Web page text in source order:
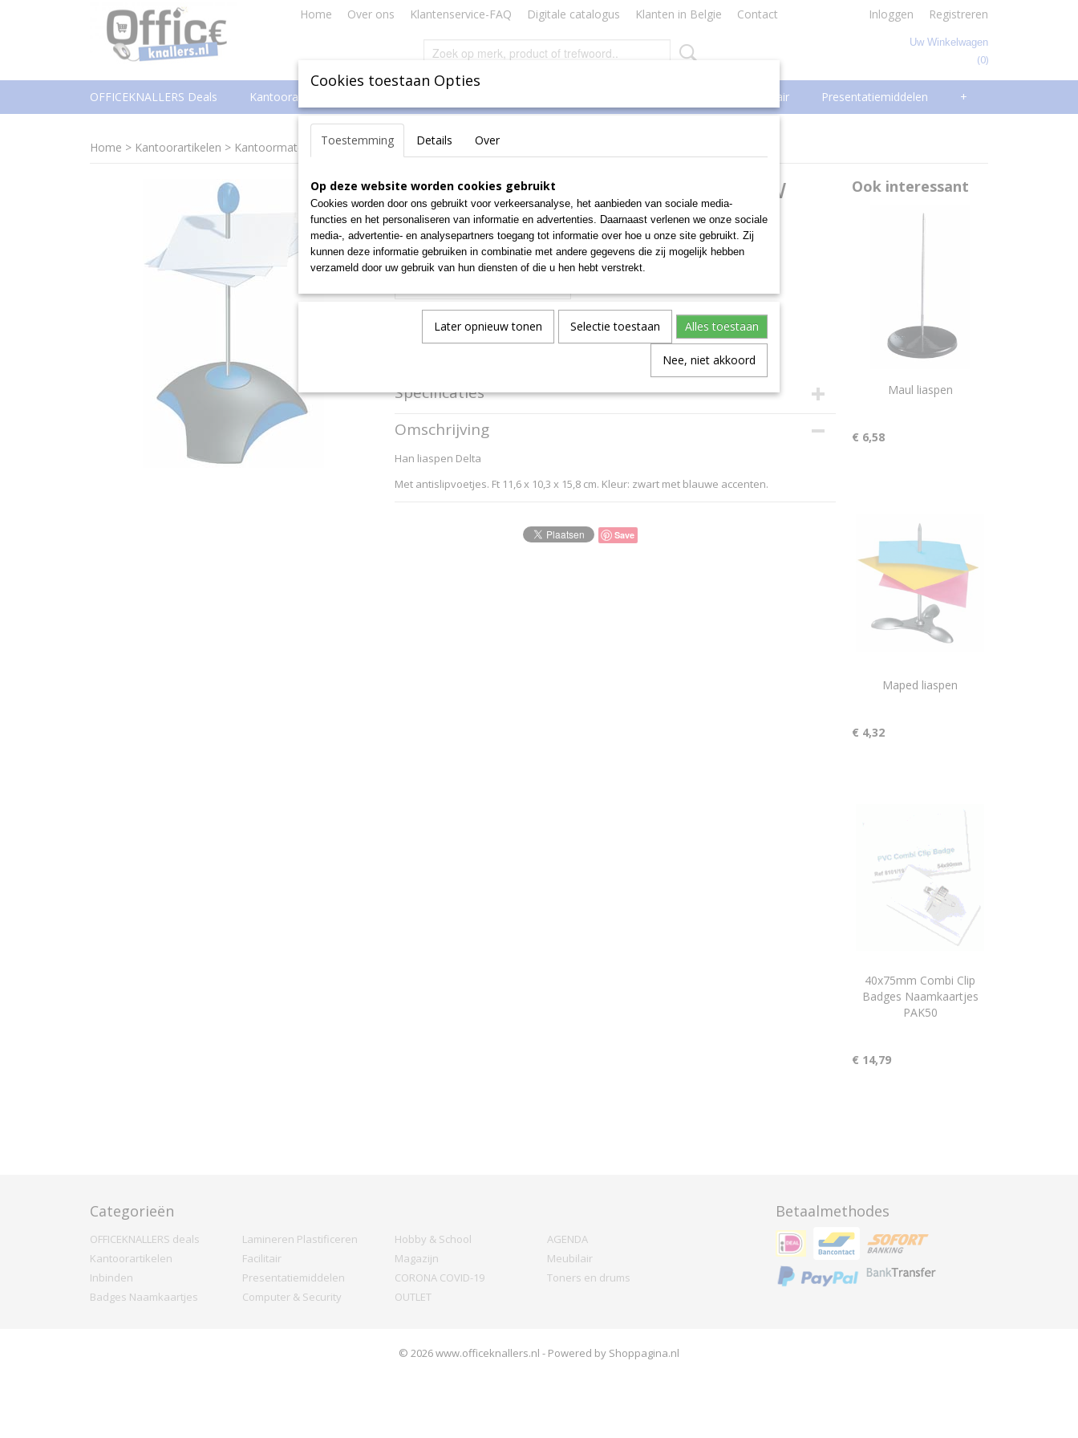
Home Over ons Klantenservice-FAQ Digitale catalogus Klanten in Belgie Contact Inloggen Registreren
Uw Winkelwagen
(0)
OFFICEKNALLERS Deals Kantoorartikelen Facilitair Presentatiemiddelen +
Home > Kantoorartikelen > Kantoormateriaal >Bureau accessoires> Liaspen>
Han liaspen delta zwart/blauw
€ 9,08
Aantal
IN WINKELWAGEN
Specificaties
Productcode
Productcode leverancier
Omschrijving
Han liaspen Delta
Met antislipvoetjes. Ft 11,6 x 10,3 x 15,8 cm. Kleur: zwart met blauwe accenten.
Save
Ook interessant
Maul liaspen
€ 6,58
Maped liaspen
€ 4,32
40x75mm Combi Clip
Badges Naamkaartjes
PAK50
€ 14,79
Categorieën
OFFICEKNALLERS deals
Kantoorartikelen
Inbinden
Badges Naamkaartjes
Lamineren Plastificeren
Facilitair
Presentatiemiddelen
Computer & Security
Hobby & School
Magazijn
CORONA COVID-19
OUTLET
AGENDA
Meubilair
Toners en drums
Betaalmethodes
© 2026 www.officeknallers.nl - Powered by Shoppagina.nl
Cookies toestaan Opties
Toestemming Details Over
Op deze website worden cookies gebruikt
Cookies worden door ons gebruikt voor verkeersanalyse, het aanbieden van sociale media-
functies en het personaliseren van informatie en advertenties. Daarnaast verlenen we onze sociale
media-, advertentie- en analysepartners toegang tot informatie over hoe u onze site gebruikt. Zij
kunnen deze informatie gebruiken in combinatie met andere gegevens die zij mogelijk hebben
verzameld door uw gebruik van hun diensten of die u hen hebt verstrekt.
Later opnieuw tonen Selectie toestaan Alles toestaan
Nee, niet akkoord